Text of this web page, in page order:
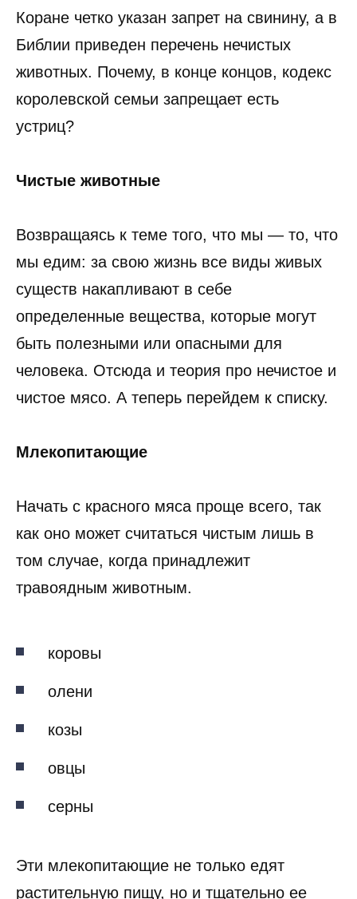
Коране четко указан запрет на свинину, а в
Библии приведен перечень нечистых
животных. Почему, в конце концов, кодекс
королевской семьи запрещает есть
устриц?
Чистые животные
Возвращаясь к теме того, что мы — то, что
мы едим: за свою жизнь все виды живых
существ накапливают в себе
определенные вещества, которые могут
быть полезными или опасными для
человека. Отсюда и теория про нечистое и
чистое мясо. А теперь перейдем к списку.
Млекопитающие
Начать с красного мяса проще всего, так
как оно может считаться чистым лишь в
том случае, когда принадлежит
травоядным животным.
коровы
олени
козы
овцы
серны
Эти млекопитающие не только едят
растительную пищу, но и тщательно ее